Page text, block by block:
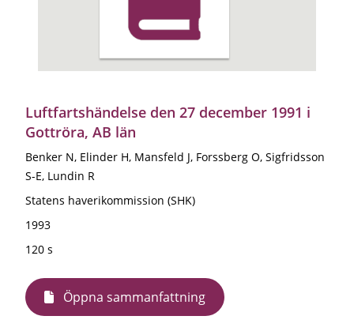
Luftfartshändelse den 27 december 1991 i
Gottröra, AB län
Benker N, Elinder H, Mansfeld J, Forssberg O, Sigfridsson
S-E, Lundin R
Statens haverikommission (SHK)
1993
120 s
Öppna sammanfattning